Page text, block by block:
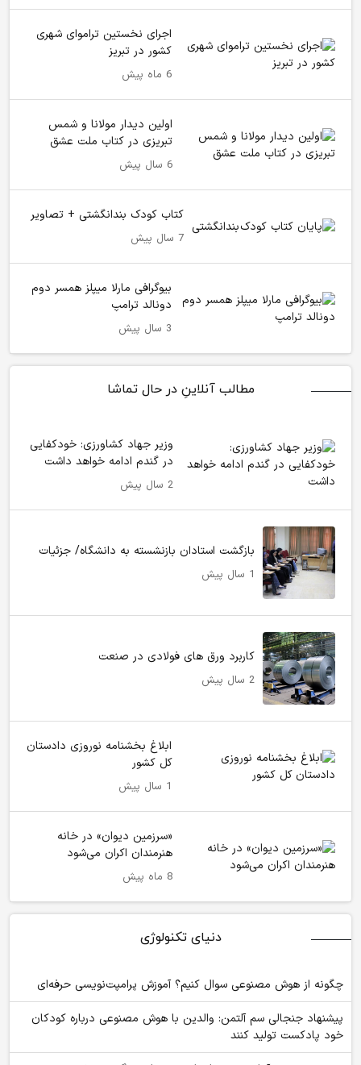
اجرای نخستین تراموای شهری
کشور در تبریز
6 ماه پیش
اولین دیدار مولانا و شمس
تبریزی در کتاب ملت عشق
6 سال پیش
کتاب کودک بندانگشتی + تصاویر
7 سال پیش
بیوگرافی مارلا میپلز همسر دوم
دونالد ترامپ
3 سال پیش
مطالب آنلاینِ در حال تماشا
وزیر جهاد کشاورزی: خودکفایی
در گندم ادامه خواهد داشت
2 سال پیش
بازگشت استادان بازنشسته به دانشگاه/ جزئیات
1 سال پیش
کاربرد ورق های فولادی در صنعت
2 سال پیش
ابلاغ بخشنامه نوروزی دادستان
کل کشور
1 سال پیش
«سرزمین دیوان» در خانه
هنرمندان اکران می‌شود
8 ماه پیش
دنیای تکنولوژی
چگونه از هوش مصنوعی سوال کنیم؟ آموزش پرامپت‌نویسی حرفه‌ای
پیشنهاد جنجالی سم آلتمن: والدین با هوش مصنوعی درباره کودکان
خود پادکست تولید کنند